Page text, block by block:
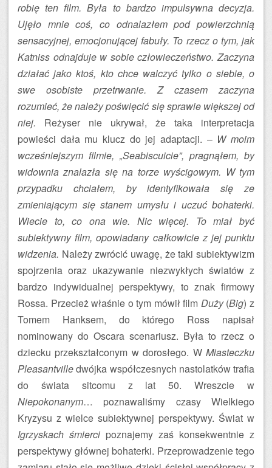
robię ten film. Była to bardzo impulsywna decyzja.
Ujęło mnie coś, co odnalazłem pod powierzchnią
sensacyjnej, emocjonującej fabuły. To rzecz o tym, jak
Katniss odnajduje w sobie człowieczeństwo. Zaczyna
działać jako ktoś, kto chce walczyć tylko o siebie, o
swe osobiste przetrwanie. Z czasem zaczyna
rozumieć, że należy poświęcić się sprawie większej od
niej. Reżyser nie ukrywał, że taka interpretacja
powieści dała mu klucz do jej adaptacji. – W moim
wcześniejszym filmie, „Seabiscuicie”, pragnąłem, by
widownia znalazła się na torze wyścigowym. W tym
przypadku chciałem, by identyfikowała się ze
zmieniającym się stanem umysłu i uczuć bohaterki.
Wiecie to, co ona wie. Nic więcej. To miał być
subiektywny film, opowiadany całkowicie z jej punktu
widzenia. Należy zwrócić uwagę, że taki subiektywizm
spojrzenia oraz ukazywanie niezwykłych światów z
bardzo indywidualnej perspektywy, to znak firmowy
Rossa. Przecież właśnie o tym mówił film Duży(Big) z
Tomem Hanksem, do którego Ross napisał
nominowany do Oscara scenariusz. Była to rzecz o
dziecku przekształconym w dorosłego. W Miasteczku
Pleasantvilledwójka współczesnych nastolatków trafia
do świata sitcomu z lat 50. Wreszcie w
Niepokonanym… poznawaliśmy czasy Wielkiego
Kryzysu z wielce subiektywnej perspektywy. Świat w
Igrzyskach śmierci poznajemy zaś konsekwentnie z
perspektywy głównej bohaterki. Przeprowadzenie tego